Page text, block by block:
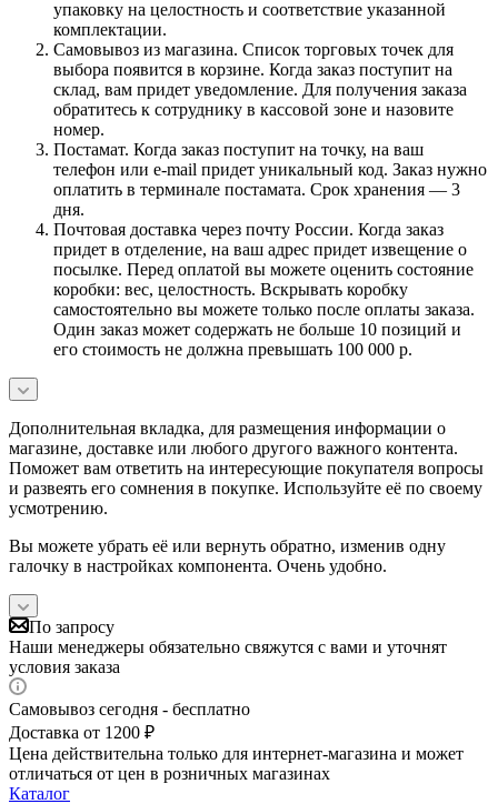
упаковку на целостность и соответствие указанной
комплектации.
Самовывоз из магазина. Список торговых точек для
выбора появится в корзине. Когда заказ поступит на
склад, вам придет уведомление. Для получения заказа
обратитесь к сотруднику в кассовой зоне и назовите
номер.
Постамат. Когда заказ поступит на точку, на ваш
телефон или e-mail придет уникальный код. Заказ нужно
оплатить в терминале постамата. Срок хранения — 3
дня.
Почтовая доставка через почту России. Когда заказ
придет в отделение, на ваш адрес придет извещение о
посылке. Перед оплатой вы можете оценить состояние
коробки: вес, целостность. Вскрывать коробку
самостоятельно вы можете только после оплаты заказа.
Один заказ может содержать не больше 10 позиций и
его стоимость не должна превышать 100 000 р.
Дополнительная вкладка, для размещения информации о
магазине, доставке или любого другого важного контента.
Поможет вам ответить на интересующие покупателя вопросы
и развеять его сомнения в покупке. Используйте её по своему
усмотрению.
Вы можете убрать её или вернуть обратно, изменив одну
галочку в настройках компонента. Очень удобно.
По запросу
Наши менеджеры обязательно свяжутся с вами и уточнят
условия заказа
Самовывоз сегодня - бесплатно
Доставка от 1200 ₽
Цена действительна только для интернет-магазина и может
отличаться от цен в розничных магазинах
Каталог